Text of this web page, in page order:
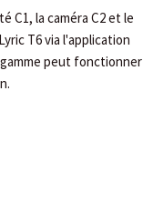
C1, la caméra C2 et le
T6 via l'application
peut fonctionner